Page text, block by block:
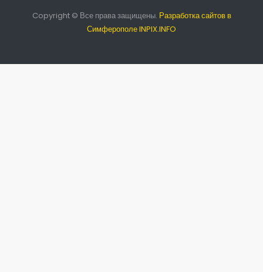
Copyright © Все права защищены. Разработка сайтов в
Симферополе INPIX.INFO